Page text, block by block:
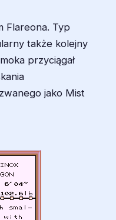
Flareona. Typ
także kolejny
przyciągał
jako Mist